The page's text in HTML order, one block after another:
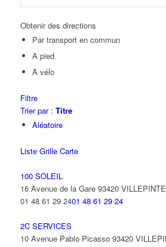
Obtenir des directions
Par transport en commun
A pied
À vélo
Filtre
Trier par : Titre
Aléatoire
Liste Grille Carte
100 SOLEIL
16 Avenue de la Gare 93420 VILLEPINTE
01 48 61 29 2401 48 61 29 24
2C SERVICES
10 Avenue Pablo Picasso 93420